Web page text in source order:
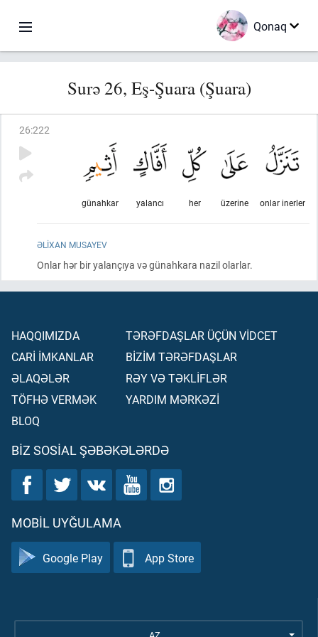
Qonaq
Surə 26, Eş-Şuara (Şuara)
26:222
onlar inerler
üzerine
her
yalancı
günahkar
ƏLIXAN MUSAYEV
Onlar hər bir yalançıya və günahkara nazil olarlar.
HAQQIMIZDA
CARİ İMKANLAR
ƏLAQƏLƏR
TÖFHƏ VERMƏK
BLOQ
TƏRƏFDAŞLAR ÜÇÜN VİDCET
BİZİM TƏRƏFDAŞLAR
RƏY VƏ TƏKLİFLƏR
YARDIM MƏRKƏZİ
BIZ SOSIAL ŞƏBƏKƏLƏRDƏ
MOBIL UYĞULAMA
Google Play App Store